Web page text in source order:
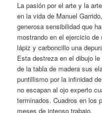
La pasión por el arte y la
en la vida de Manuel
generosa sensibilidad que
mostrando en el ejercicio
lápiz y carboncillo una
Esta destreza en el dibujo
de la tabla de madera sus
puntillismo por la infinidad
no escapan al ojo experto
terminados. Cuadros en los
meses de intenso trabajo.